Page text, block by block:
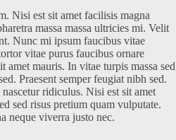
Nisi est sit amet facilisis magna
massa massa ultricies mi. Velit
Nunc mi ipsum faucibus vitae
vitae purus faucibus ornare
amet mauris. In vitae turpis massa sed
Praesent semper feugiat nibh sed.
ridiculus. Nisi est sit amet
sed risus pretium quam vulputate.
neque viverra justo nec.